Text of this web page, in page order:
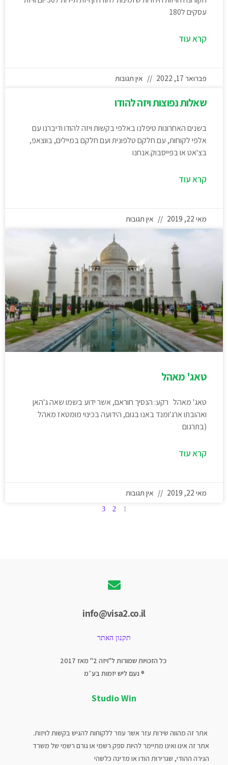
עסקים ל180
קרא עוד
פברואר 17, 2022 אין תגובות
שאלות נפוצות ויזה להודו
בשנים האחרונות טיפלנו באלפי בקשות ויזה להודו ודיברנו עם
אלפי לקוחות, עם חלקם טלפונית ועם חלקם במיילים, בווצאפ,
בצ'אט או בפייסבוק.אנחנו
קרא עוד
מאי 22, 2019 אין תגובות
טאג' מאהל
טאג' מאהל רקע: הנסיך חוראם, אשר ידוע בשמו שאה ג'האן
ואהובתו ארג'ומנד באנו בגום, הידועה בכינוי מומטאז מאהל
(בתרגום
קרא עוד
מאי 22, 2019 אין תגובות
1
2
3
info@visa2.co.il
תקנון האתר
כל הזכויות שמורות ל"ויזה 2" מאז 2017
® נעם ליש יזמות בע״מ
Studio Win
אתר זה מהווה שירות עזר אשר עוזר ללקוחות להגיש בקשות לויזות.
אתר זה אינו ואינו מתיימר להיות ספק רשמי או גורם רשמי של משרד
הגירה ההודי, שגרירות הודו או מדינה כלשהי